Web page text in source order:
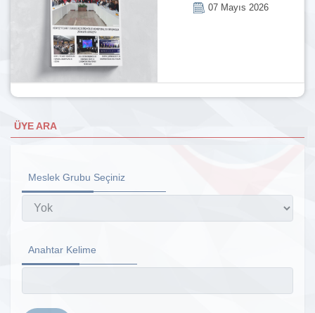
07 Mayıs 2026
ÜYE ARA
Meslek Grubu Seçiniz
Anahtar Kelime